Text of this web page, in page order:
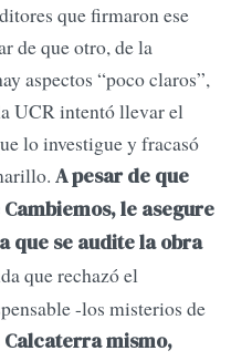
que firmaron ese
de que otro, de la
aspectos “poco claros”,
UCR intentó llevar el
lo investigue y fracasó
A pesar de que
le asegure
que se audite la obra
que rechazó el
-los misterios de
Calcaterra mismo,